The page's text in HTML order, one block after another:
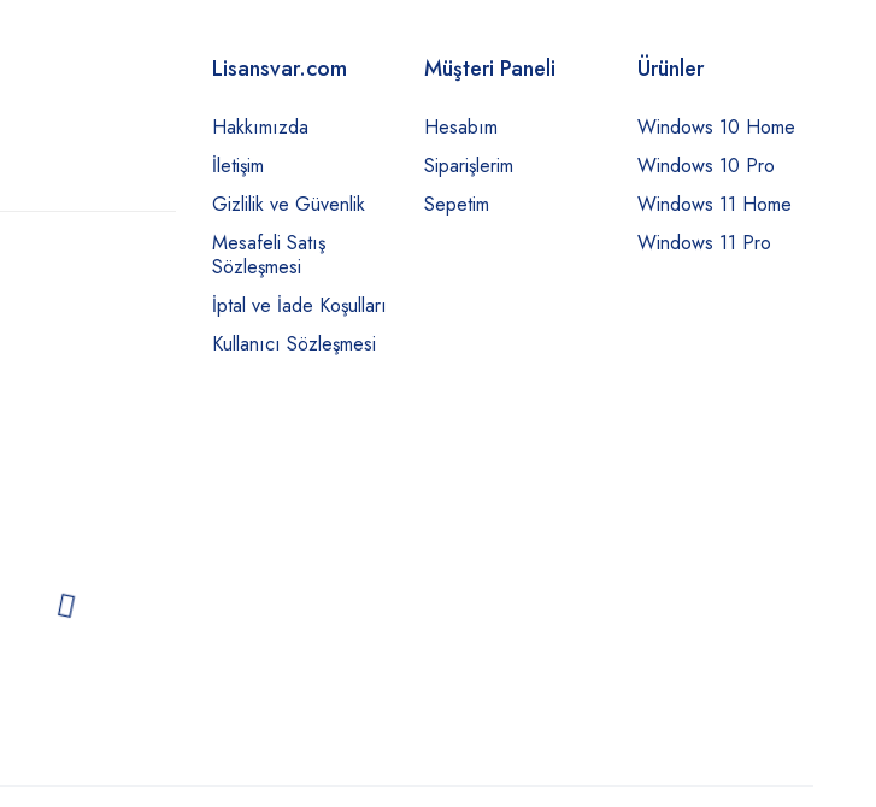
Lisansvar.com
Hakkımızda
İletişim
Gizlilik ve Güvenlik
Mesafeli Satış
Sözleşmesi
İptal ve İade Koşulları
Kullanıcı Sözleşmesi
Müşteri Paneli
Hesabım
Siparişlerim
Sepetim
Ürünler
Windows 10 Home
Windows 10 Pro
Windows 11 Home
Windows 11 Pro